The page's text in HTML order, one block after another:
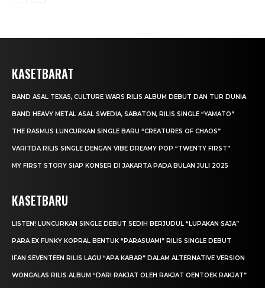
KASETBARAT
BAND ASAL TEXAS, CULTURE WARS RILIS ALBUM DEBUT DAN TUR DUNIA
BAND HEAVY METAL ASAL SWEDIA, SABATON, RILIS SINGLE “YAMATO”
THE RASMUS LUNCURKAN SINGLE BARU “CREATURES OF CHAOS”
VARITDA RILIS SINGLE DENGAN VIBE DREAMY POP “TWENTY FIRST”
MY FIRST STORY SIAP KONSER DI JAKARTA PADA BULAN JULI 2025
KASETBARU
LISTEN! LUNCURKAN SINGLE DEBUT SEDIH BERJUDUL “LUPAKAN SAJA”
PARA EX FUNKY KOPRAL BENTUK “PARASUAMI” RILIS SINGLE DEBUT
IFAN SEVENTEEN RILIS LAGU “APA KABAR” DALAM ALTERNATIVE VERSION
WONGALAS RILIS ALBUM “DARI RAKJAT OLEH RAKJAT OENTOEK RAKJAT”